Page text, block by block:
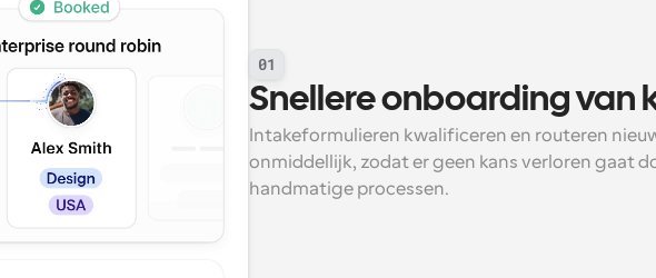
01
Snellere onboarding van
Intakeformulieren kwalificeren en routeren
onmiddellijk, zodat er geen kans verloren gaat
handmatige processen.